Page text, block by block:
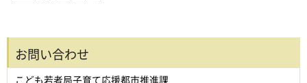
お問い合わせ
こども若者局子育て応援都市推進課